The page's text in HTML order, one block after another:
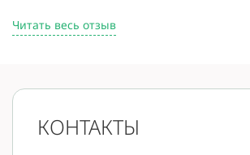
Читать весь отзыв
КОНТАКТЫ